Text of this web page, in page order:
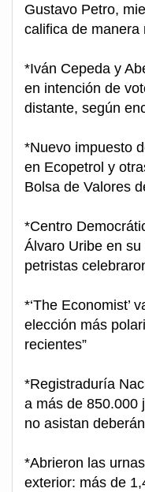
Gustavo Petro,
califica de manera
*Iván Cepeda y
en intención de
distante, según
*Nuevo impuesto
en Ecopetrol y
Bolsa de Valores
*Centro
Álvaro Uribe en
petristas
*‘The Economist’
elección más
recientes”
*Registraduría
a más de 850.000
no asistan
*Abrieron las
exterior: más de